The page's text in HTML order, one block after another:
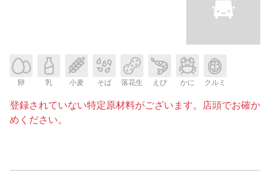
卵 乳 小麦 そば 落花生 えび かに クルミ
登録されていない特定原材料がございます。店頭でお確か
めください。